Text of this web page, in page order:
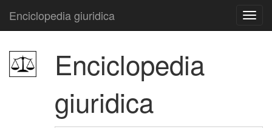
Enciclopedia giuridica
Enciclopedia
giuridica